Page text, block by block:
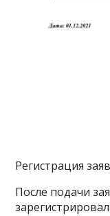
Регистрация
После подачи